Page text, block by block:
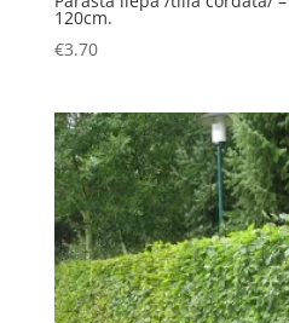
120cm.
€3.70